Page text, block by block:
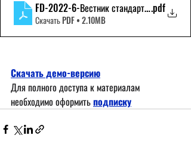
FD-2022-6-Вестник стандартизации-
.pdf
Скачать PDF • 2.10MB
Скачать демо-версию
Для полного доступа к материалам
необходимо оформитьподписку